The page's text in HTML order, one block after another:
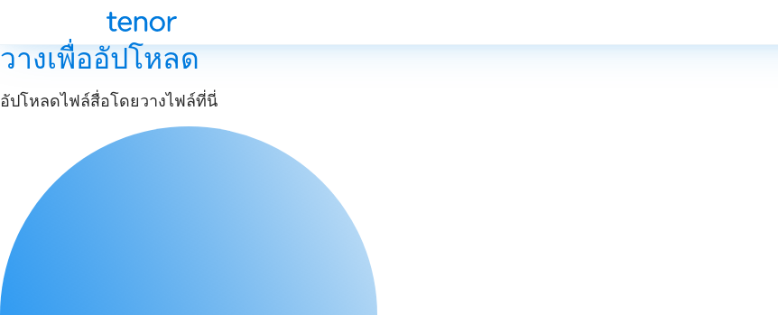
วางเพื่ออัปโหลด
อัปโหลดไฟล์สื่อโดยวางไฟล์ที่นี่